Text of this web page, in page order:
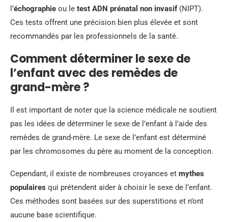
l’échographie ou le test ADN prénatal non invasif(NIPT).
Ces tests offrent une précision bien plus élevée et sont
recommandés par les professionnels de la santé.
Comment déterminer le sexe de
l’enfant avec des remèdes de
grand-mère ?
Il est important de noter que la science médicale ne soutient
pas les idées de déterminer le sexe de l’enfant à l’aide des
remèdes de grand-mère. Le sexe de l’enfant est déterminé
par les chromosomes du père au moment de la conception.
Cependant, il existe de nombreuses croyances et mythes
populaires qui prétendent aider à choisir le sexe de l’enfant.
Ces méthodes sont basées sur des superstitions et n’ont
aucune base scientifique.